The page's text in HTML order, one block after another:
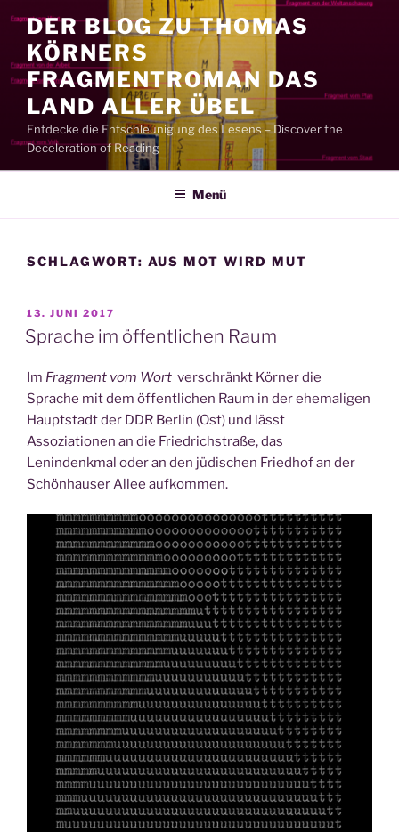
Inhalt
springen
DER BLOG ZU THOMAS
KÖRNERS
FRAGMENTROMAN DAS
LAND ALLER ÜBEL
Entdecke die Entschleunigung des Lesens – Discover the
Deceleration of Reading
Menü
SCHLAGWORT: AUS MOT WIRD MUT
VERÖFFENTLICHT
AM
13. JUNI 2017
Sprache im öffentlichen Raum
Im Fragment vom Wort verschränkt Körner die
Sprache mit dem öffentlichen Raum in der ehemaligen
Hauptstadt der DDR Berlin (Ost) und lässt
Assoziationen an die Friedrichstraße, das
Lenindenkmal oder an den jüdischen Friedhof an der
Schönhauser Allee aufkommen.